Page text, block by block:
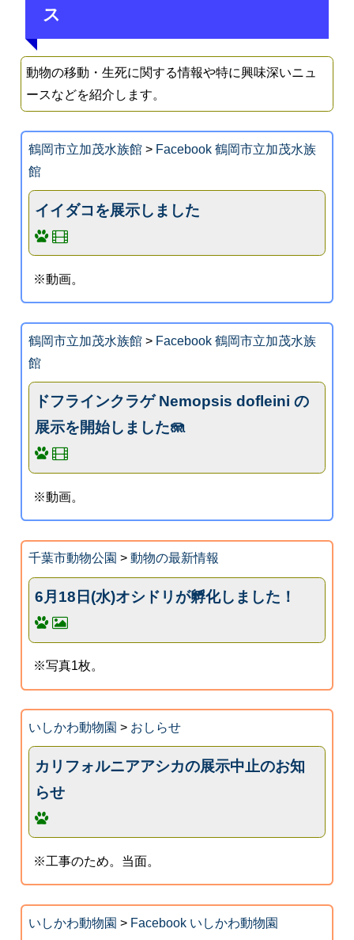
ス
動物の移動・生死に関する情報や特に興味深いニュ
ースなどを紹介します。
鶴岡市立加茂水族館> Facebook 鶴岡市立加茂水族
館
イイダコを展示しました
※動画。
鶴岡市立加茂水族館> Facebook 鶴岡市立加茂水族
館
ドフラインクラゲ Nemopsis dofleini の
展示を開始しました🪼
※動画。
千葉市動物公園 > 動物の最新情報
6月18日(水)オシドリが孵化しました！
※写真1枚。
いしかわ動物園 > おしらせ
カリフォルニアアシカの展示中止のお知
らせ
※工事のため。当面。
いしかわ動物園 > Facebook いしかわ動物園